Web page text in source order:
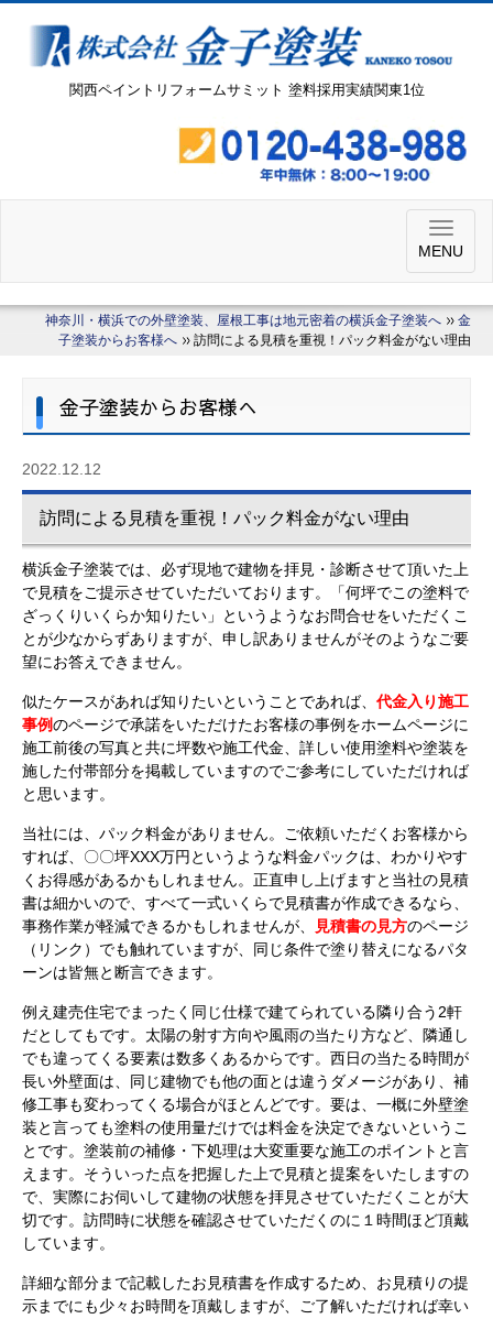
関西ペイントリフォームサミット 塗料採用実績関東1位
MENU
神奈川・横浜での外壁塗装、屋根工事は地元密着の横浜金子塗装へ
金
子塗装からお客様へ
訪問による見積を重視！パック料金がない理由
金子塗装からお客様へ
2022.12.12
訪問による見積を重視！パック料金がない理由
横浜金子塗装では、必ず現地で建物を拝見・診断させて頂いた上
で見積をご提示させていただいております。「何坪でこの塗料で
ざっくりいくらか知りたい」というようなお問合せをいただくこ
とが少なからずありますが、申し訳ありませんがそのようなご要
望にお答えできません。
似たケースがあれば知りたいということであれば、 代金入り施工
事例のページで承諾をいただけたお客様の事例をホームページに
施工前後の写真と共に坪数や施工代金、詳しい使用塗料や塗装を
施した付帯部分を掲載していますのでご参考にしていただければ
と思います。
当社には、パック料金がありません。ご依頼いただくお客様から
すれば、〇〇坪XXX万円というような料金パックは、わかりやす
くお得感があるかもしれません。正直申し上げますと当社の見積
書は細かいので、すべて一式いくらで見積書が作成できるなら、
事務作業が軽減できるかもしれませんが、
見積書の見方のページ
（リンク）でも触れていますが、同じ条件で塗り替えになるパタ
ーンは皆無と断言できます。
例え建売住宅でまったく同じ仕様で建てられている隣り合う2軒
だとしてもです。太陽の射す方向や風雨の当たり方など、隣通し
でも違ってくる要素は数多くあるからです。西日の当たる時間が
長い外壁面は、同じ建物でも他の面とは違うダメージがあり、補
修工事も変わってくる場合がほとんどです。要は、一概に外壁塗
装と言っても塗料の使用量だけでは料金を決定できないというこ
とです。塗装前の補修・下処理は大変重要な施工のポイントと言
えます。そういった点を把握した上で見積と提案をいたしますの
で、実際にお伺いして建物の状態を拝見させていただくことが大
切です。訪問時に状態を確認させていただくのに１時間ほど頂戴
しています。
詳細な部分まで記載したお見積書を作成するため、お見積りの提
示までにも少々お時間を頂戴しますが、ご了解いただければ幸い